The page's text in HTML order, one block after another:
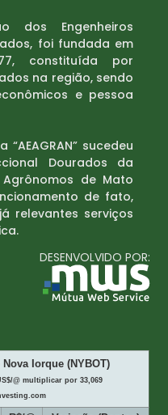
dos Engenheiros
foi fundada em
constituída por
na região, sendo
e pessoa
sucedeu
Dourados da
de Mato
de fato,
relevantes serviços
DESENVOLVIDO POR:
Iorque (NYBOT)
@ multiplicar por 33,069